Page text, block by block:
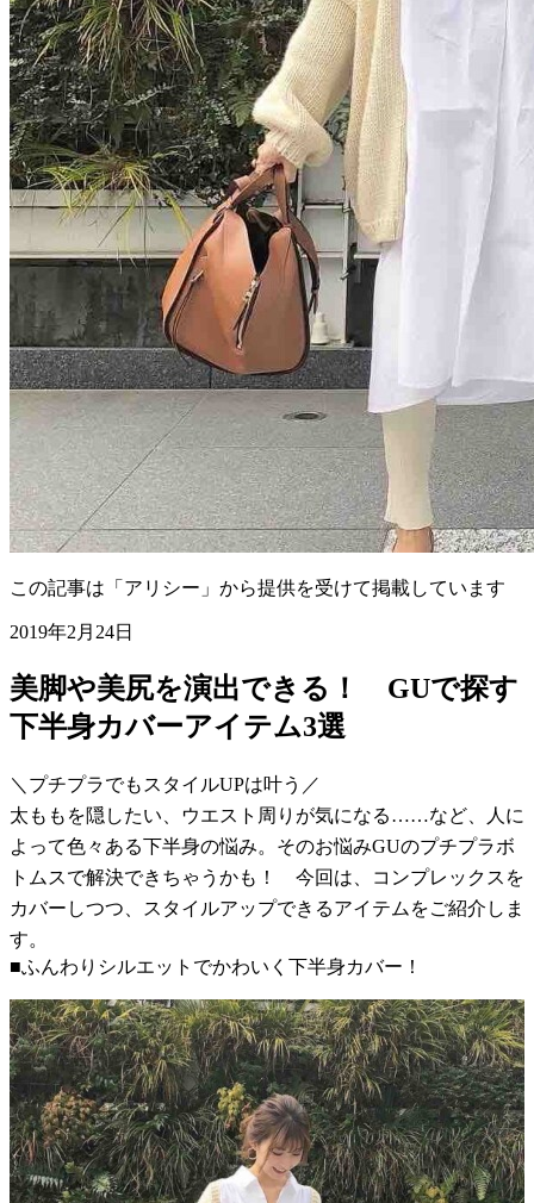
この記事は「アリシー」から提供を受けて掲載しています
2019年2月24日
美脚や美尻を演出できる！ GUで探す
下半身カバーアイテム3選
＼プチプラでもスタイルUPは叶う／
太ももを隠したい、ウエスト周りが気になる……など、人に
よって色々ある下半身の悩み。そのお悩みGUのプチプラボ
トムスで解決できちゃうかも！ 今回は、コンプレックスを
カバーしつつ、スタイルアップできるアイテムをご紹介しま
す。
■ふんわりシルエットでかわいく下半身カバー！